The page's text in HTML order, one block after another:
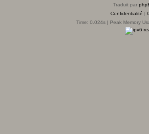
Traduit par
Confidentialité |
Time: 0.024s | Peak Memory